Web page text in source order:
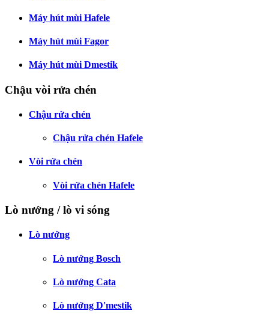
Máy hút mùi Hafele
Máy hút mùi Fagor
Máy hút mùi Dmestik
Chậu vòi rửa chén
Chậu rửa chén
Chậu rửa chén Hafele
Vòi rửa chén
Vòi rửa chén Hafele
Lò nướng / lò vi sóng
Lò nướng
Lò nướng Bosch
Lò nướng Cata
Lò nướng D'mestik